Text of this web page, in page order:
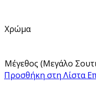
Χρώμα
Μέγεθος (Μεγάλο
Προσθήκη στη Λίστα